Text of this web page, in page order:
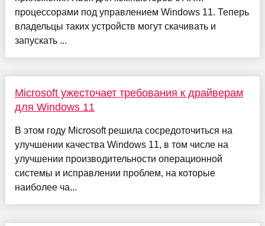
процессорами под управлением Windows 11. Теперь
владельцы таких устройств могут скачивать и
запускать ...
Microsoft ужесточает требования к драйверам
для Windows 11
В этом году Microsoft решила сосредоточиться на
улучшении качества Windows 11, в том числе на
улучшении производительности операционной
системы и исправлении проблем, на которые
наиболее ча...